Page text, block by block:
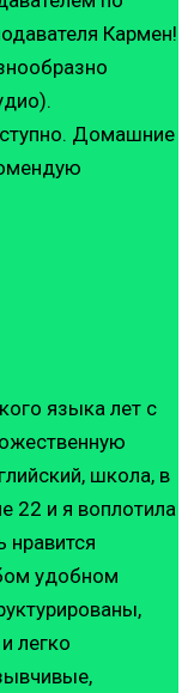
Кармен!
Домашние
языка лет с
школа, в
22 и я воплотила
нравится
удобном
легко